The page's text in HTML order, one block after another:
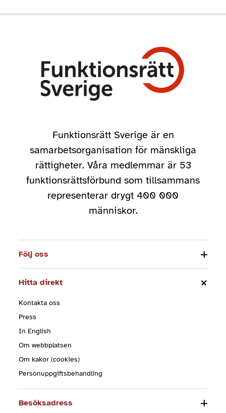
Funktionsrätt Sverige är en
samarbetsorganisation för mänskliga
rättigheter. Våra medlemmar är 53
funktionsrättsförbund som tillsammans
representerar drygt 400 000
människor.
Följ oss
Hitta direkt
Kontakta oss
Press
In English
Om webbplatsen
Om kakor (cookies)
Personuppgiftsbehandling
Besöksadress